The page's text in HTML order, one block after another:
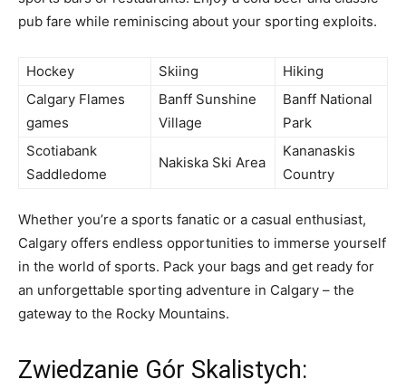
pub fare‍ while reminiscing about your sporting exploits.
Hockey Skiing
Hiking
Calgary Flames
games
Banff Sunshine
Village
Banff National
Park
Scotiabank
Saddledome
Nakiska Ski Area
Kananaskis
Country
Whether you’re a sports fanatic‍ or a ‍casual enthusiast,
Calgary offers endless ​opportunities to immerse yourself
in the world ​of sports. Pack your bags and get⁢ ready for
an unforgettable sporting adventure in⁢ Calgary – the
gateway to the⁤ Rocky ⁤Mountains.
Zwiedzanie Gór Skalistych: